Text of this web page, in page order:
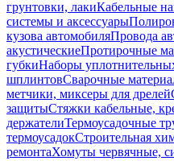
грунтовки, лакиКабельные
системы и аксессуары
кузова автомобиляПровода
акустическиеПротирочные
губкиНаборы
шплинтовСварочные
метчики, миксеры для дрелей
защитыСтяжки кабельные,
держателиТермоусадочные
термоусадокСтроительная
ремонтаХомуты червячные,